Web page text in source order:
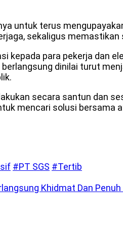
untuk terus
sekaligus
kepada para pekerja dan
dinilai turut
secara santun dan
mencari solusi bersama
#PT SGS #Tertib
Khidmat Dan